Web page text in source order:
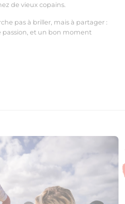
de vieux copains.
pas à briller, mais à partager :
passion, et un bon moment